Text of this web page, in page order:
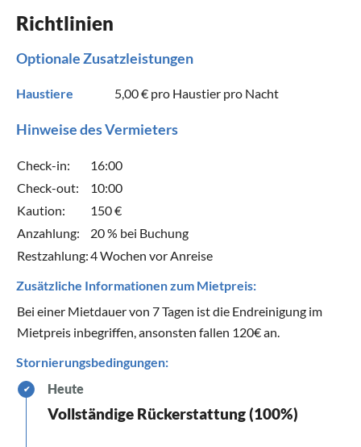
Richtlinien
Optionale Zusatzleistungen
Haustiere 5,00 € pro Haustier pro Nacht
Hinweise des Vermieters
Check-in:
16:00
Check-out:
10:00
Kaution:
150 €
Anzahlung:
20 % bei Buchung
Restzahlung:4 Wochen vor Anreise
Zusätzliche Informationen zum Mietpreis:
Bei einer Mietdauer von 7 Tagen ist die Endreinigung im
Mietpreis inbegriffen, ansonsten fallen 120€ an.
Stornierungsbedingungen:
✔ Heute
Vollständige Rückerstattung (100%)